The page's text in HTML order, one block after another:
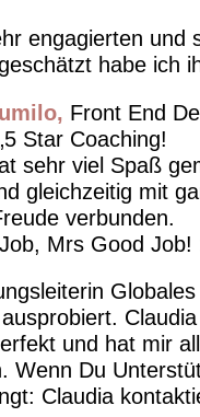
engagierten und
habe ich
Front End
5 Star Coaching!
sehr viel Spaß
gleichzeitig mit
verbunden.
Mrs Good Job!
und hat mir
Wenn Du
Claudia